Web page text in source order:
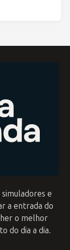
e
a entrada do
o melhor
do dia a dia.